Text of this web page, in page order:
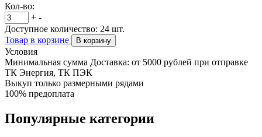
Кол-во:
+ -
Доступное количество: 24 шт.
Товар в корзине
В корзину
Условия
Минимальная сумма Доставка: от 5000 рублей при отправке
ТК Энергия, ТК ПЭК
Выкуп только размерными рядами
100% предоплата
Популярные категории